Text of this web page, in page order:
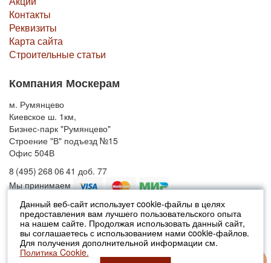
Данный веб-сайт использует cookie-файлы в целях
предоставления вам лучшего пользовательского опыта
на нашем сайте. Продолжая использовать данный сайт,
вы соглашаетесь с использованием нами cookie-файлов.
Для получения дополнительной информации см.
Политика Cookie.
Контакты
Реквизиты
Карта сайта
Строительные статьи
Компания Москерам
м. Румянцево
Киевское ш. 1км,
Бизнес-парк "Румянцево"
Строение "В" подъезд №15
Офис 504В
8 (495) 268 06 41 доб. 77
Мы принимаем
© 2010-2026 Москерам
Указанные на сайте цены не являются публичной офертой (ст.435 ГК
РФ).
Стоимость и наличие товара просьба уточнять в офисах продаж....